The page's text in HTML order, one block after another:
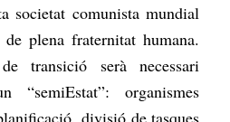
societat comunista mundial
plena fraternitat humana.
transició serà necessari
“semiEstat”: organismes
divisió de tasques